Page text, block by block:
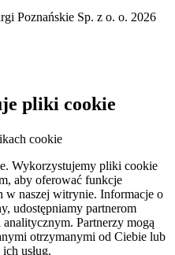
Poznańskie Sp. z o. o. 2026
pliki cookie
cookie
Wykorzystujemy pliki cookie
aby oferować funkcje
w naszej witrynie. Informacje o
udostępniamy partnerom
Partnerzy mogą
otrzymanymi od Ciebie lub
usług.